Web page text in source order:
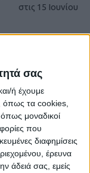
σας
ή έχουμε
όπως τα cookies,
μοναδικοί
που
διαφημίσεις
έρευνα
άδειά σας, εμείς
στις 15 Ιουνίου
της Καρδίτσας